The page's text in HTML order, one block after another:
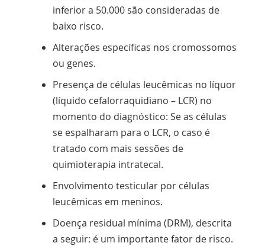
inferior a 50.000 são consideradas de
baixo risco.
Alterações específicas nos cromossomos
ou genes.
Presença de células leucêmicas no líquor
(líquido cefalorraquidiano – LCR) no
momento do diagnóstico: Se as células
se espalharam para o LCR, o caso é
tratado com mais sessões de
quimioterapia intratecal.
Envolvimento testicular por células
leucêmicas em meninos.
Doença residual mínima (DRM), descrita
a seguir: é um importante fator de risco.